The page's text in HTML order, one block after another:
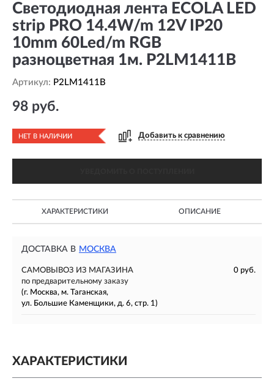
Светодиодная лента ECOLA LED
strip PRO 14.4W/m 12V IP20
10mm 60Led/m RGB
разноцветная 1м. P2LM1411B
Артикул: P2LM1411B
98 руб.
НЕТ В НАЛИЧИИ Добавить к сравнению
ХАРАКТЕРИСТИКИ ОПИСАНИЕ
ДОСТАВКА В МОСКВА
САМОВЫВОЗ ИЗ МАГАЗИНА
0 руб.
по предварительному заказу
(г. Москва, м. Таганская,
ул. Большие Каменщики, д. 6, стр. 1)
ХАРАКТЕРИСТИКИ